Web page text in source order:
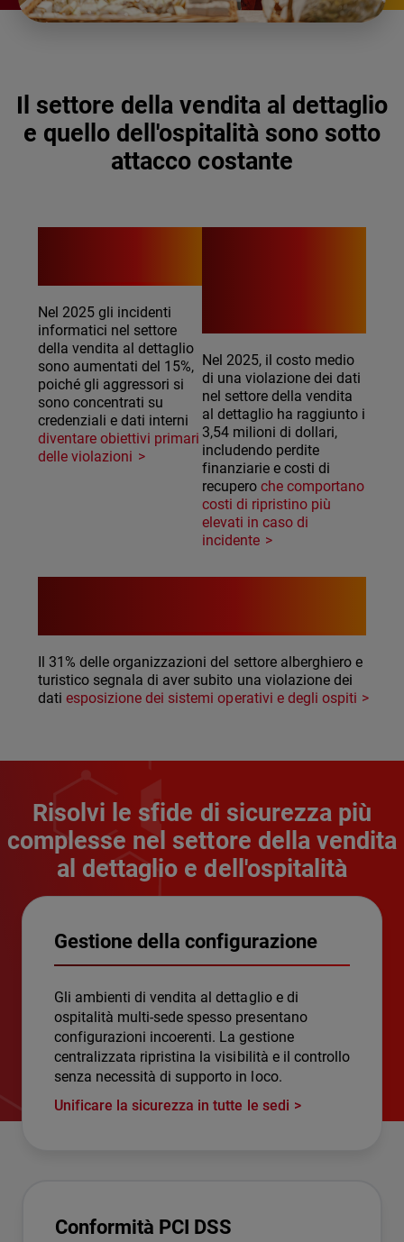
Il settore della vendita al dettaglio
e quello dell'ospitalità sono sotto
attacco costante
Nel 2025 gli incidenti
informatici nel settore
della vendita al dettaglio
sono aumentati del 15%,
poiché gli aggressori si
sono concentrati su
credenziali e dati interni
diventare obiettivi primari
delle violazioni
Nel 2025, il costo medio
di una violazione dei dati
nel settore della vendita
al dettaglio ha raggiunto i
3,54 milioni di dollari,
includendo perdite
finanziarie e costi di
recuperoche comportano
costi di ripristino più
elevati in caso di
incidente
Il 31% delle organizzazioni del settore alberghiero e
turistico segnala di aver subito una violazione dei
datiesposizione dei sistemi operativi e degli ospiti
Risolvi le sfide di sicurezza più
complesse nel settore della vendita
al dettaglio e dell'ospitalità
Gestione della configurazione
Gli ambienti di vendita al dettaglio e di
ospitalità multi-sede spesso presentano
configurazioni incoerenti. La gestione
centralizzata ripristina la visibilità e il controllo
senza necessità di supporto in loco.
Unificare la sicurezza in tutte le sedi
Conformità PCI DSS